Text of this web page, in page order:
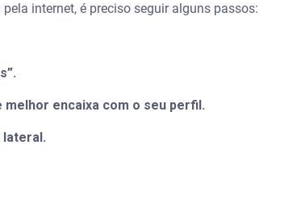
internet, é preciso seguir alguns passos:
encaixa com o seu perfil.
lateral.